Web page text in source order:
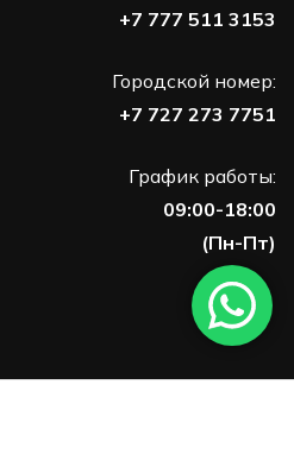
+7 777 511 3153
Городской номер:
+7 727 273 7751
График работы:
09:00-18:00
(Пн-Пт)